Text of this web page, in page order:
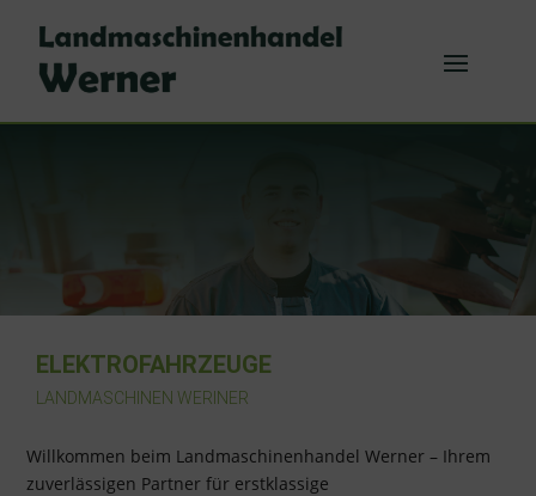
ELEKTROFAHRZEUGE
LANDMASCHINEN WERINER
Willkommen beim Landmaschinenhandel Werner – Ihrem
zuverlässigen Partner für erstklassige